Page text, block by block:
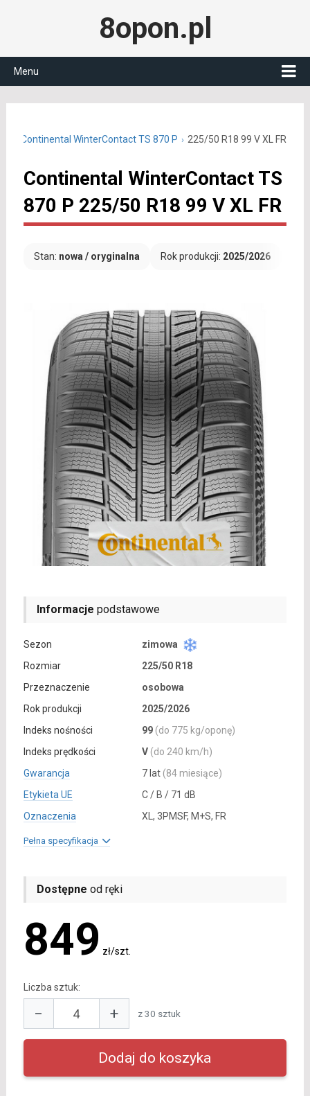
8opon.pl
Menu
Continental WinterContact TS 870 P 225/50 R18 99 V XL FR
Continental WinterContact TS
870 P 225/50 R18 99 V XL FR
Stan: nowa / oryginalna Rok produkcji: 2025/2026
Informacje podstawowe
Sezon
zimowa
Rozmiar
225/50 R18
Przeznaczenie
osobowa
Rok produkcji
2025/2026
Indeks nośności
99 (do 775 kg/oponę)
Indeks prędkości
V (do 240 km/h)
Gwarancja
7 lat (84 miesiące)
Etykieta UE
C / B / 71 dB
Oznaczenia
XL, 3PMSF, M+S, FR
Pełna specyfikacja
Dostępne od ręki
849 zł/szt.
Liczba sztuk:
− + z 30 sztuk